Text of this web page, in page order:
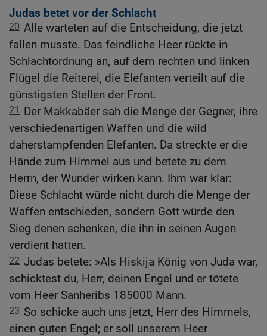
Judas betet vor der Schlacht
20 Alle warteten auf die Entscheidung, die jetzt
fallen musste. Das feindliche Heer rückte in
Schlachtordnung an, auf dem rechten und linken
Flügel die Reiterei, die Elefanten verteilt auf die
günstigsten Stellen der Front.
21 Der Makkabäer sah die Menge der Gegner, ihre
verschiedenartigen Waffen und die wild
daherstampfenden Elefanten. Da streckte er die
Hände zum Himmel aus und betete zu dem
Herrn, der Wunder wirken kann. Ihm war klar:
Diese Schlacht würde nicht durch die Menge der
Waffen entschieden, sondern Gott würde den
Sieg denen schenken, die ihn in seinen Augen
verdient hatten.
22 Judas betete: »Als Hiskija König von Juda war,
schicktest du, Herr, deinen Engel und er tötete
vom Heer Sanheribs 185000 Mann.
23 So schicke auch uns jetzt, Herr des Himmels,
einen guten Engel; er soll unserem Heer